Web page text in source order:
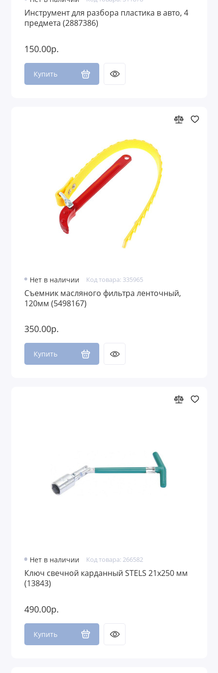
Инструмент для разбора пластика в авто, 4
предмета (2887386)
150.00р.
Купить
Нет в наличии Код товара: 335965
Съемник масляного фильтра ленточный,
120мм (5498167)
350.00р.
Купить
Нет в наличии Код товара: 266582
Ключ свечной карданный STELS 21х250 мм
(13843)
490.00р.
Купить